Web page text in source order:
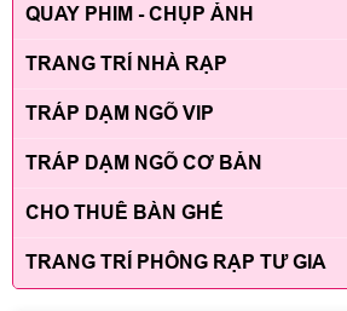
QUAY PHIM - CHỤP ẢNH
TRANG TRÍ NHÀ RẠP
TRÁP DẠM NGÕ VIP
TRÁP DẠM NGÕ CƠ BẢN
CHO THUÊ BÀN GHẾ
TRANG TRÍ PHÔNG RẠP TƯ GIA